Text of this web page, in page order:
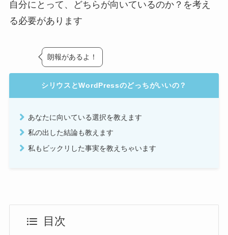
自分にとって、どちらが向いているのか？を考え
る必要があります
朗報があるよ！
シリウスとWordPressのどっちがいいの？
あなたに向いている選択を教えます
私の出した結論も教えます
私もビックリした事実を教えちゃいます
目次